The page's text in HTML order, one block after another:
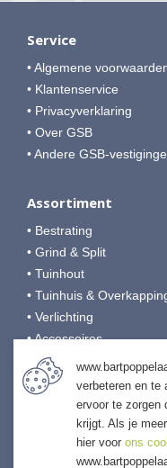
Service
• Algemene
• Klantenservice
• Privacyverklaring
• Over GSB
• Andere GSB-
Assortiment
• Bestrating
• Grind & Split
• Tuinhout
• Tuinhuis &
• Verlichting
• Accessoires
• Afwerking & Onderhoud
Bart Poppelaars
Weidehek 5
4824 AT Breda
verbeteren en te
ervoor te zorgen
krijgt. Als je
hier voor ons